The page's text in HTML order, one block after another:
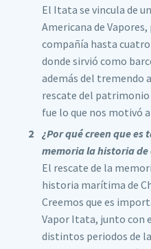
El Itata se vincula de
Americana de
compañía hasta
donde sirvió como
además del tremendo
rescate del
fue lo que nos motivó
¿Por qué creen que
memoria la historia
El rescate de la
historia marítima de
Creemos que es
Vapor Itata, junto con
distintos periodos de